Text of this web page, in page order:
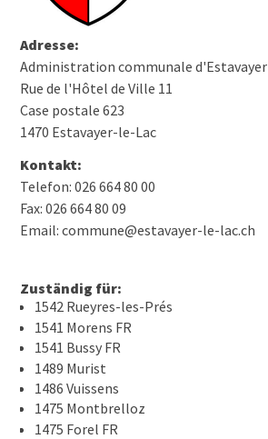
Adresse:
Administration communale d'Estavayer
Rue de l'Hôtel de Ville 11
Case postale 623
1470 Estavayer-le-Lac
Kontakt:
Telefon: 026 664 80 00
Fax: 026 664 80 09
Email: commune@estavayer-le-lac.ch
Zuständig für:
1542 Rueyres-les-Prés
1541 Morens FR
1541 Bussy FR
1489 Murist
1486 Vuissens
1475 Montbrelloz
1475 Forel FR